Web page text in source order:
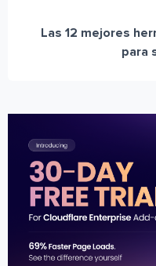
Las 12 mejores
para